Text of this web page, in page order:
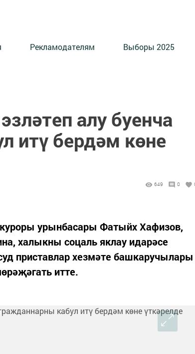
Рекламодателям Выборы 2025
алу буенча
итү бердәм көне
649 0
урынбасары Фатыйх Хафизов,
халыкны соцаль яклау идарәсе
приставлар хезмәте башкаручылары
итте.